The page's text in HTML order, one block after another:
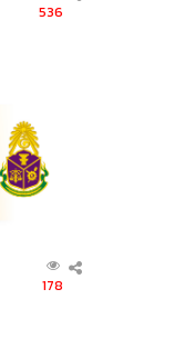
536
178